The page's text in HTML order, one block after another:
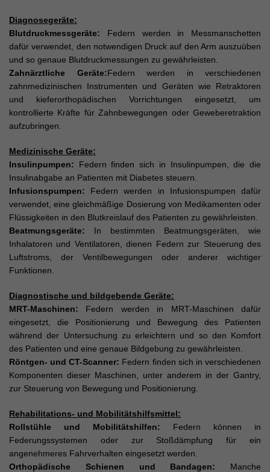
Diagnosegeräte:
Blutdruckmessgeräte: Federn werden in Messmanschetten
dafür verwendet, den notwendigen Druck auf den Arm auszuüben
und so genaue Blutdruckmessungen zu gewährleisten.
Zahnärztliche Geräte: Federn werden in verschiedenen
zahnmedizinischen Instrumenten und Geräten wie Retraktoren
und kieferorthopädischen Vorrichtungen eingesetzt, um
kontrollierte Kräfte für Zahnbewegungen oder Geweberetraktion
aufzubringen.
Medizinische Geräte:
Insulinpumpen: Federn finden sich in Insulinpumpen, die die
Insulinabgabe an Patienten mit Diabetes steuern.
Infusionspumpen: Federn werden in Infusionspumpen dafür
verwendet, eine gleichmäßige Dosierung von Medikamenten oder
Flüssigkeiten in den Blutkreislauf des Patienten zu gewährleisten.
Beatmungsgeräte: In bestimmten Beatmungsgeräten, wie
Inhalatoren und Ventilatoren, dienen Federn zur Steuerung des
Luftstroms, der Ventilbewegungen oder anderer wichtiger
Funktionen.
Diagnostische und bildgebende Geräte:
MRT-Maschinen: Federn werden in MRT-Maschinen dafür
eingesetzt, die Positionierung und Bewegung des Patienten
während der Untersuchung zu erleichtern und so den Komfort
des Patienten und eine genaue Bildgebung zu gewährleisten.
Röntgen- und CT-Scanner: Federn finden sich in verschiedenen
Komponenten dieser Maschinen, unter anderem in der Gantry,
zur Steuerung von Bewegung und Positionierung.
Rehabilitations- und Mobilitätshilfsmittel:
Rollstühle und Mobilitätshilfen:
Federn können in
Federungssystemen oder zur Stoßdämpfung für ein
angenehmeres Fahrverhalten eingesetzt werden.
Orthopädische Schienen und Bandagen:
Manche